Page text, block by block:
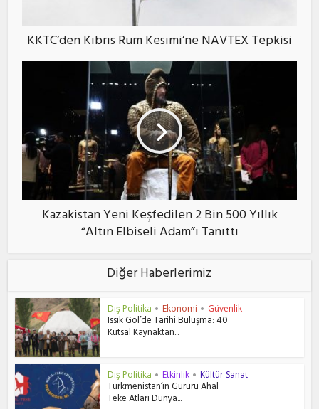
KKTC’den Kıbrıs Rum Kesimi’ne NAVTEX Tepkisi
Kazakistan Yeni Keşfedilen 2 Bin 500 Yıllık
“Altın Elbiseli Adam”ı Tanıttı
Diğer Haberlerimiz
Dış Politika • Ekonomi • Güvenlik
Issık Göl’de Tarihi Buluşma: 40
Kutsal Kaynaktan...
Dış Politika • Etkinlik • Kültür Sanat
Türkmenistan’ın Gururu Ahal
Teke Atları Dünya...